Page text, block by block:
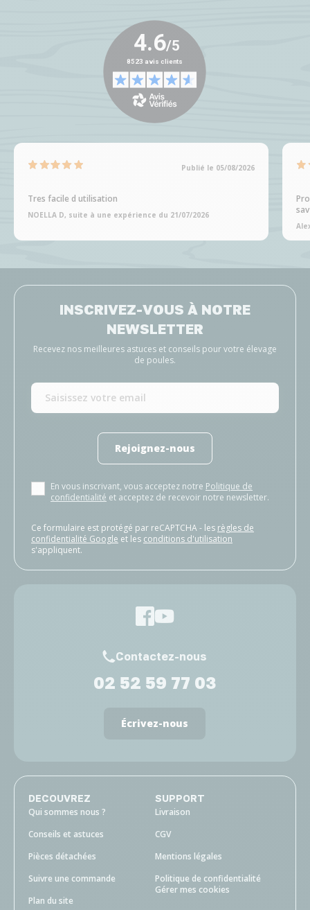
Publié le 05/08/2026
Tres facile d utilisation
NOELLA D, suite à une expérience du 21/07/2026
INSCRIVEZ-VOUS À NOTRE
NEWSLETTER
Recevez nos meilleures astuces et conseils pour votre élevage
de poules.
Rejoignez-nous
En vous inscrivant, vous acceptez notre Politique de
confidentialité et acceptez de recevoir notre newsletter.
Ce formulaire est protégé par reCAPTCHA - les règles de
confidentialité Google et les conditions d'utilisation
s'appliquent.
Contactez-nous
02 52 59 77 03
Écrivez-nous
DECOUVREZ
Qui sommes nous ?
Conseils et astuces
Pièces détachées
Suivre une commande
Plan du site
SUPPORT
Livraison
CGV
Mentions légales
Politique de confidentialité
Gérer mes cookies